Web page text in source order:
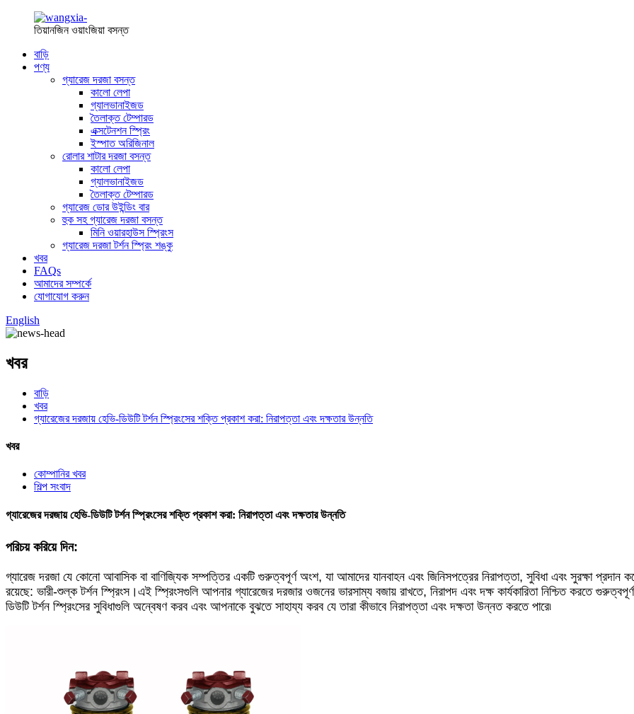
তিয়ানজিন ওয়াংজিয়া বসন্ত
বাড়ি
পণ্য
গ্যারেজ দরজা বসন্ত
কালো লেপা
গ্যালভানাইজড
তৈলাক্ত টেম্পারড
এক্সটেনশন স্প্রিং
ইস্পাত অরিজিনাল
রোলার শাটার দরজা বসন্ত
কালো লেপা
গ্যালভানাইজড
তৈলাক্ত টেম্পারড
গ্যারেজ ডোর উইন্ডিং বার
হুক সহ গ্যারেজ দরজা বসন্ত
মিনি ওয়ারহাউস স্প্রিংস
গ্যারেজ দরজা টর্শন স্প্রিং শঙ্কু
খবর
FAQs
আমাদের সম্পর্কে
যোগাযোগ করুন
English
খবর
বাড়ি
খবর
গ্যারেজের দরজায় হেভি-ডিউটি ​​টর্শন স্প্রিংসের শক্তি প্রকাশ করা: নিরাপত্তা এবং দক্ষতার উন্নতি
খবর
কোম্পানির খবর
শিল্প সংবাদ
গ্যারেজের দরজায় হেভি-ডিউটি ​​টর্শন স্প্রিংসের শক্তি প্রকাশ করা: নিরাপত্তা এবং দক্ষতার উন্নতি
পরিচয় করিয়ে দিন:
গ্যারেজ দরজা যে কোনো আবাসিক বা বাণিজ্যিক সম্পত্তির একটি গুরুত্বপূর্ণ অংশ, যা আমাদের যানবাহন এবং জিনিসপত্রের নিরাপত্তা, সুবিধা এবং সুরক্ষা
রয়েছে: ভারী-শুল্ক টর্শন স্প্রিংস।এই স্প্রিংসগুলি আপনার গ্যারেজের দরজার ওজনের ভারসাম্য বজায় রাখতে, নিরাপদ এবং দক্ষ কার্যকারিতা নিশ্চিত করতে
ডিউটি ​​টর্শন স্প্রিংসের সুবিধাগুলি অন্বেষণ করব এবং আপনাকে বুঝতে সাহায্য করব যে তারা কীভাবে নিরাপত্তা এবং দক্ষতা উন্নত করতে পারে৷